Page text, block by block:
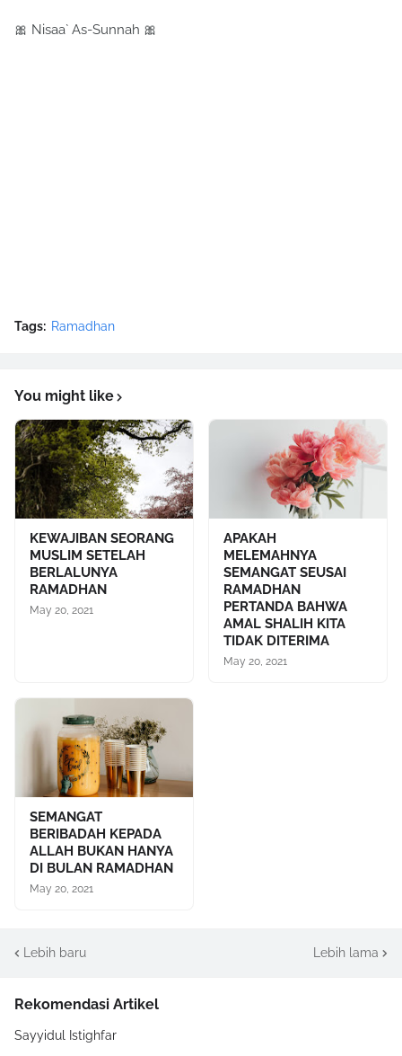
🎀 Nisaa` As-Sunnah 🎀
Tags: Ramadhan
You might like
KEWAJIBAN SEORANG
MUSLIM SETELAH
BERLALUNYA
RAMADHAN
May 20, 2021
APAKAH
MELEMAHNYA
SEMANGAT SEUSAI
RAMADHAN
PERTANDA BAHWA
AMAL SHALIH KITA
TIDAK DITERIMA
May 20, 2021
SEMANGAT
BERIBADAH KEPADA
ALLAH BUKAN HANYA
DI BULAN RAMADHAN
May 20, 2021
Lebih baru Lebih lama
Rekomendasi Artikel
Sayyidul Istighfar